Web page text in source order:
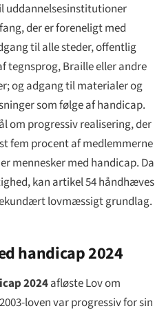
uddannelsesinstitutioner
der er foreneligt med
til alle steder, offentlig
Braille eller andre
og adgang til materialer og
som følge af handicap.
om progressiv realisering, der
fem procent af medlemmerne
mennesker med handicap. Da
kan artikel 54 håndhæves
lovmæssigt grundlag.
handicap 2024
2024afløste Lov om
loven var progressiv for sin